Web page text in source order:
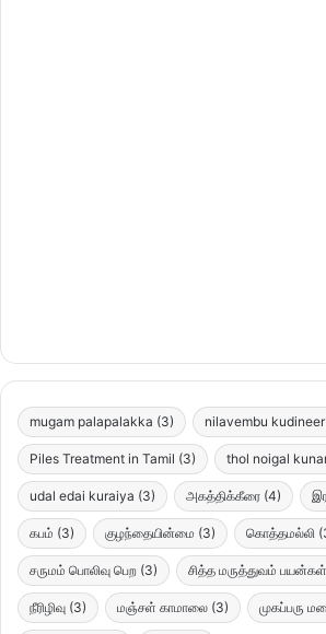
mugam palapalakka (3) nilavembu kudineer
Piles Treatment in Tamil (3) thol noigal
udal edai kuraiya (3) அகத்திக்கீரை (4)
கபம் (3) குழந்தையின்மை (3) கொத்தமல்லி
சருமம் பொலிவு பெற (3) சித்த மருத்துவம் பயன்கள்
நீரிழிவு (3) மஞ்சள் காமாலை (3) முகப்பரு